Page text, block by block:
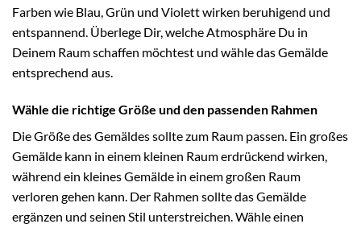
Farben wie Blau, Grün und Violett wirken beruhigend und
entspannend. Überlege Dir, welche Atmosphäre Du in
Deinem Raum schaffen möchtest und wähle das Gemälde
entsprechend aus.
Wähle die richtige Größe und den passenden Rahmen
Die Größe des Gemäldes sollte zum Raum passen. Ein großes
Gemälde kann in einem kleinen Raum erdrückend wirken,
während ein kleines Gemälde in einem großen Raum
verloren gehen kann. Der Rahmen sollte das Gemälde
ergänzen und seinen Stil unterstreichen. Wähle einen